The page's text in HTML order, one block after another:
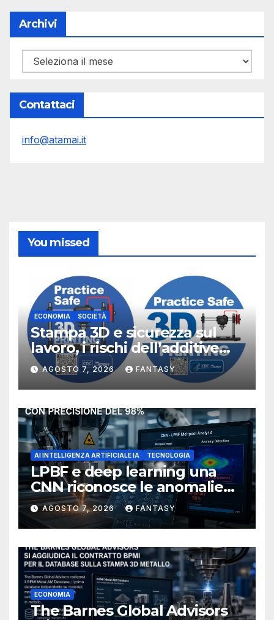
Archivi
Archivi
Contattaci
info@atamai.it
You missed
ECONOMIA SOCIETÀ
Stampa 3D e sicurezza sul
lavoro, i rischi dell’additive
manufacturing secondo
NIOSH
AGOSTO 7, 2026 FANTASY
AI INTELLIGENZA ARTIFICIALE IA TECNOLOGIA
LPBF e deep learning una
CNN riconosce le anomalie
del bagno di fusione
AGOSTO 7, 2026 FANTASY
ECONOMIA
The Barnes Global Advisors